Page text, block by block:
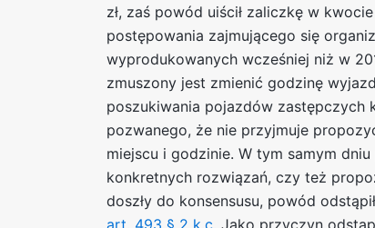
zł, zaś powód uiścił zaliczkę w
postępowania zajmującego się
wyprodukowanych wcześniej niż w
zmuszony jest zmienić godzinę
poszukiwania pojazdów zastępczych
pozwanego, że nie przyjmuje
miejscu i godzinie. W tym samym
konkretnych rozwiązań, czy też
doszły do konsensusu, powód
art. 493 § 2 k.c. Jako przyczyn